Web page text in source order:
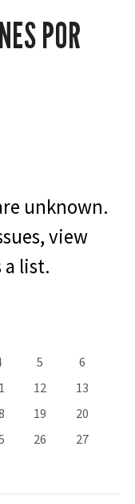
POR
unknown.
view
a list.
5
6
12
13
19
20
26
27